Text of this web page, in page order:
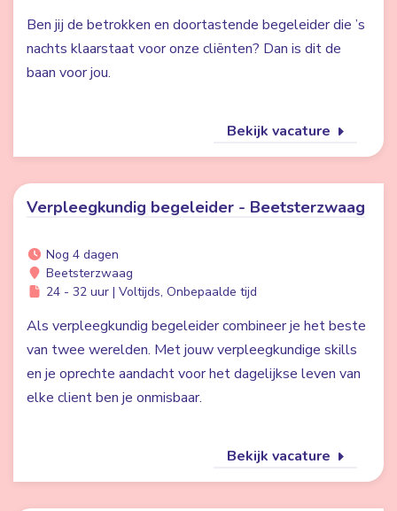
Ben jij de betrokken en doortastende begeleider die ’s
nachts klaarstaat voor onze cliënten? Dan is dit de
baan voor jou.
Bekijk vacature
Verpleegkundig begeleider - Beetsterzwaag
Nog 4 dagen
Beetsterzwaag
24 - 32 uur | Voltijds, Onbepaalde tijd
Als verpleegkundig begeleider combineer je het beste
van twee werelden. Met jouw verpleegkundige skills
en je oprechte aandacht voor het dagelijkse leven van
elke client ben je onmisbaar.
Bekijk vacature